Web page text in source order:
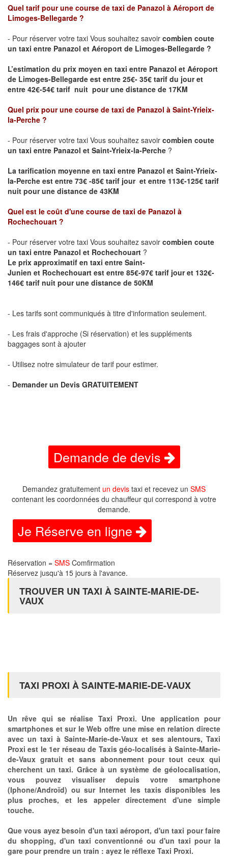
Quel tarif pour une course de taxi de Panazol à Aéroport de
Limoges-Bellegarde ?
- Pour réserver votre taxi Vous souhaitez savoir combien coute
un taxi entre Panazol et Aéroport de Limoges-Bellegarde ?
L’estimation du prix moyen en taxi entre Panazol et Aéroport
de Limoges-Bellegarde est entre 25€- 35€ tarif du jour et
entre 42€-54€ tarif nuit pour une distance de 17KM
Quel prix pour une course de taxi de Panazol à Saint-Yrieix-
la-Perche ?
- Pour réserver votre taxi Vous souhaitez savoir combien coute
un taxi entre Panazol et Saint-Yrieix-la-Perche ?
La tarification moyenne en taxi entre Panazol et Saint-Yrieix-
la-Perche est entre 73€ -85€ tarif jour et entre 113€-125€ tarif
nuit pour une distance de 43KM
Quel est le coût d'une course de taxi de Panazol à
Rochechouart ?
- Pour réserver votre taxi Vous souhaitez savoir combien coute
un taxi entre Panazol et Rochechouart ?
Le prix approximatif en taxi entre Saint-
Junien et Rochechouart est entre 85€-97€ tarif jour et 132€-
146€ tarif nuit pour une distance de 50KM
- Les tarifs sont communiqués à titre d'information seulement.
- Les frais d'approche (Si réservation) et les suppléments
baggages sont à ajouter
- Utilisez notre simulateur de tarif pour estimer.
- Demander un Devis GRATUITEMENT
Demande de devis
Demandez gratuitement un devis taxi et recevez un SMS
contenant les coordonnées du chauffeur qui correspond à votre
demande.
Je Réserve en ligne
Réservation = SMS Comfirmation
Réservez jusqu'à 15 jours à l'avance.
TROUVER UN TAXI À SAINTE-MARIE-DE-
VAUX
TAXI PROXI À SAINTE-MARIE-DE-VAUX
Un rêve qui se réalise Taxi Proxi. Une application pour
smartphones et sur le Web offre une mise en relation directe
avec un taxi à Sainte-Marie-de-Vaux et ses alentours, Taxi
Proxi est le 1er réseau de Taxis géo-localisés à Sainte-Marie-
de-Vaux gratuit et sans abonnement pour tout ceux qui
cherchent un taxi. Grâce à un système de géolocalisation,
vous pouvez visualiser depuis votre smartphone
(Iphone/Androïd) ou sur Internet les taxis disponibles les
plus proches, et les appeler directement d'une simple
touche.
Que vous ayez besoin d'un taxi aéroport, d'un taxi pour faire
du shopping, d'un taxi conventionné ou d'un taxi pour la
gare pour prendre un train : ayez le réflexe Taxi Proxi.